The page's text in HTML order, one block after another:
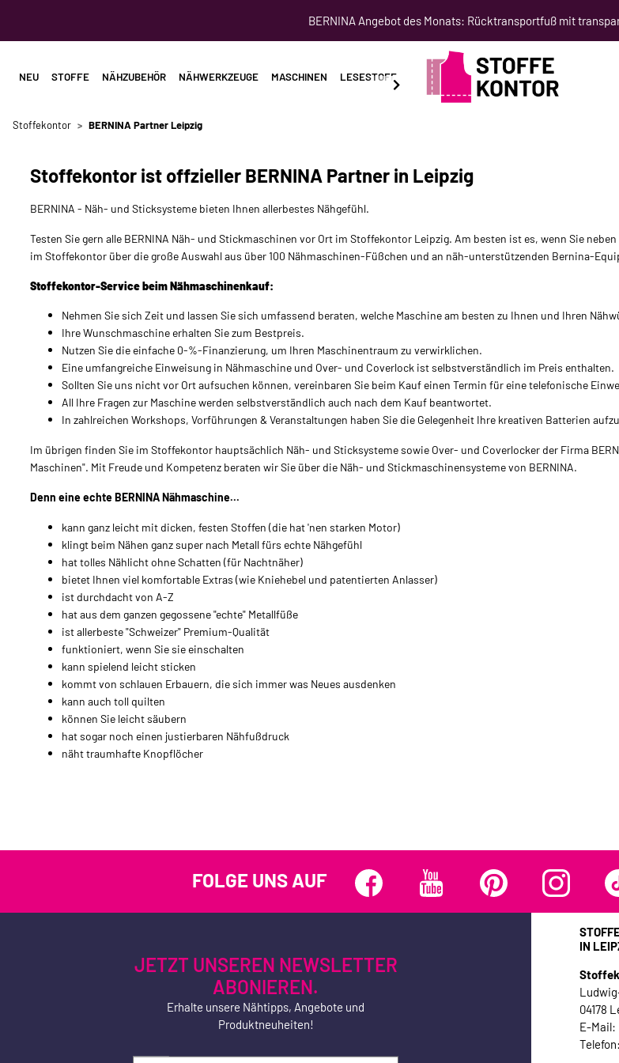
BERNINA Angebot des Monats: Rücktransportfuß mit
NEU STOFFE NÄHZUBEHÖR NÄHWERKZEUGE MASCHINEN LESESTOFF SCHNITTMUSTER NÄHKURSE
Stoffekontor BERNINA Partner Leipzig
Stoffekontor ist offzieller BERNINA Partner in Leipzig
BERNINA - Näh- und Sticksysteme bieten Ihnen allerbestes Nähgefühl.
Testen Sie gern alle BERNINA Näh- und Stickmaschinen vor Ort im Stoffekontor Leipzig. Am besten ist es, wenn Sie
im Stoffekontor über die große Auswahl aus über 100 Nähmaschinen-Füßchen und an näh-unterstützenden Bernina-
Stoffekontor-Service beim Nähmaschinenkauf:
Nehmen Sie sich Zeit und lassen Sie sich umfassend beraten, welche Maschine am besten zu Ihnen und Ihren
Ihre Wunschmaschine erhalten Sie zum Bestpreis.
Nutzen Sie die einfache 0-%-Finanzierung, um Ihren Maschinentraum zu verwirklichen.
Eine umfangreiche Einweisung in Nähmaschine und Over- und Coverlock ist selbstverständlich im Preis enthalten.
Sollten Sie uns nicht vor Ort aufsuchen können, vereinbaren Sie beim Kauf einen Termin für eine telefonische
All Ihre Fragen zur Maschine werden selbstverständlich auch nach dem Kauf beantwortet.
In zahlreichen Workshops, Vorführungen & Veranstaltungen haben Sie die Gelegenheit Ihre kreativen Batterien
Im übrigen finden Sie im Stoffekontor hauptsächlich Näh- und Sticksysteme sowie Over- und Coverlocker der Firma
Maschinen". Mit Freude und Kompetenz beraten wir Sie über die Näh- und Stickmaschinensysteme von BERNINA.
Denn eine echte BERNINA Nähmaschine...
kann ganz leicht mit dicken, festen Stoffen (die hat 'nen starken Motor)
klingt beim Nähen ganz super nach Metall fürs echte Nähgefühl
hat tolles Nählicht ohne Schatten (für Nachtnäher)
bietet Ihnen viel komfortable Extras (wie Kniehebel und patentierten Anlasser)
ist durchdacht von A-Z
hat aus dem ganzen gegossene "echte" Metallfüße
ist allerbeste "Schweizer" Premium-Qualität
funktioniert, wenn Sie sie einschalten
kann spielend leicht sticken
kommt von schlauen Erbauern, die sich immer was Neues ausdenken
kann auch toll quilten
können Sie leicht säubern
hat sogar noch einen justierbaren Nähfußdruck
näht traumhafte Knopflöcher
FOLGE UNS AUF
JETZT UNSEREN NEWSLETTER
ABONIEREN.
Erhalte unsere Nähtipps, Angebote und
Produktneuheiten!
IN
04178
E-